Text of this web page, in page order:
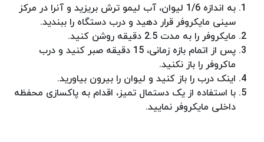
به اندازه 1/6 لیوان، آب لیمو ترش بریزید و آنرا در مرکز
سینی مایکروفر قرار دهید و درب دستگاه را ببندید.
مایکروفر را به مدت 2.5 دقیقه روشن کنید.
پس از اتمام بازه زمانی، 15 دقیقه صبر کنید و درب
ماکروفر را باز نکنید.
اینک درب را باز کنید و لیوان را بیرون بیاورید.
با استفاده از یک دستمال تمیز، اقدام به پاکسازی محفظه
داخلی مایکروفر نمایید.